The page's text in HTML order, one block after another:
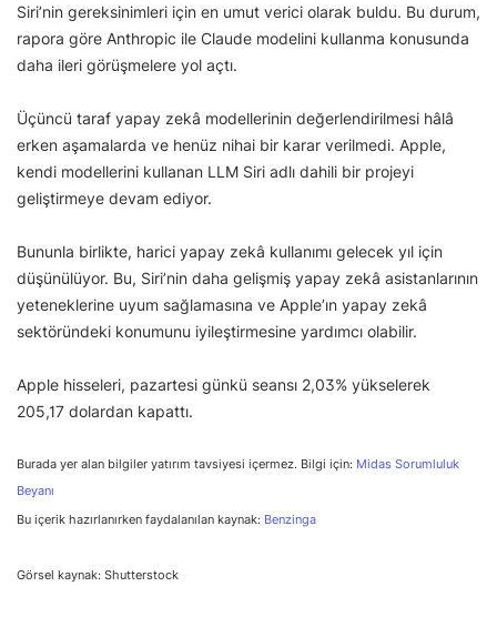
Siri’nin gereksinimleri için en umut verici olarak buldu. Bu durum,
rapora göre Anthropic ile Claude modelini kullanma konusunda
daha ileri görüşmelere yol açtı.
Üçüncü taraf yapay zekâ modellerinin değerlendirilmesi hâlâ
erken aşamalarda ve henüz nihai bir karar verilmedi. Apple,
kendi modellerini kullanan LLM Siri adlı dahili bir projeyi
geliştirmeye devam ediyor.
Bununla birlikte, harici yapay zekâ kullanımı gelecek yıl için
düşünülüyor. Bu, Siri’nin daha gelişmiş yapay zekâ asistanlarının
yeteneklerine uyum sağlamasına ve Apple’ın yapay zekâ
sektöründeki konumunu iyileştirmesine yardımcı olabilir.
Apple hisseleri, pazartesi günkü seansı 2,03% yükselerek
205,17 dolardan kapattı.
Burada yer alan bilgiler yatırım tavsiyesi içermez. Bilgi için: Midas Sorumluluk
Beyanı
Bu içerik hazırlanırken faydalanılan kaynak: Benzinga
Görsel kaynak: Shutterstock